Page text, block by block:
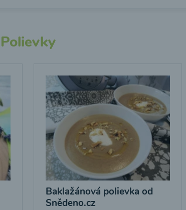
Polievky
Baklažánová polievka od
Snědeno.cz